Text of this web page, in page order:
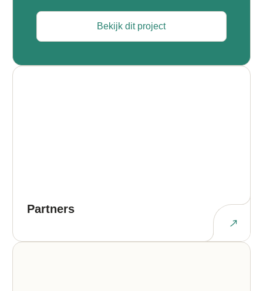
Bekijk dit project
Partners